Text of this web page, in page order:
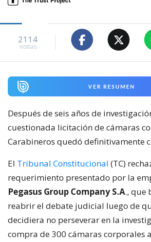
2114
visitas
VER RESUMEN
Después de seis años de
cuestionada licitación de cámaras
Carabineros quedó definitivamente
El Tribunal Constitucional (TC)
requerimiento presentado por la
Pegasus Group Company S.A., que
reabrir el debate judicial luego de
decidiera no perseverar en la
compra de 300 cámaras corporales